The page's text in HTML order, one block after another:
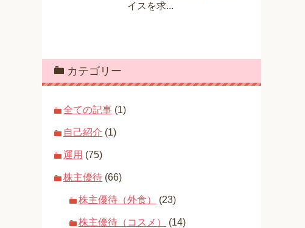
イスを求...
カテゴリー
全ての記事 (1)
自己紹介 (1)
運用 (75)
株主優待 (66)
株主優待（外食） (23)
株主優待（コスメ） (14)